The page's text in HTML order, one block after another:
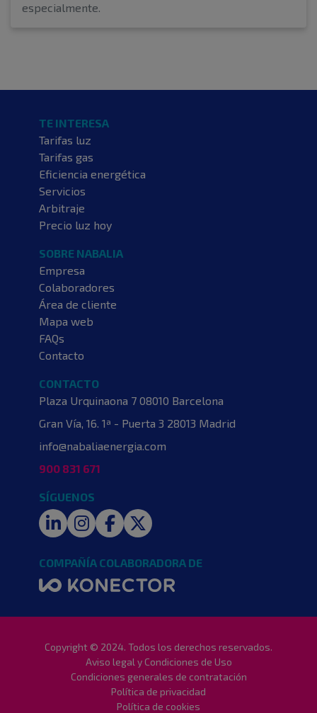
especialmente.
CONTACTO
Plaza Urquinaona 7 08010 Barcelona
Gran Vía, 16. 1ª - Puerta 3 28013 Madrid
info@nabaliaenergia.com
900 831 671
TE INTERESA
Tarifas luz
Tarifas gas
Eficiencia energética
Servicios
Arbitraje
Precio luz hoy
SOBRE NABALIA
Empresa
Colaboradores
Área de cliente
Mapa web
FAQs
Contacto
SÍGUENOS
LinkedInInstagram
FacebookTwitter
COMPAÑÍA COLABORADORA DE
Copyright © 2024. Todos los derechos reservados.
Aviso legal y Condiciones de Uso
Condiciones generales de contratación
Política de privacidad
Política de cookies